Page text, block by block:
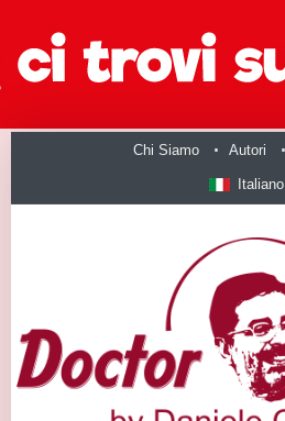
Chi Siamo Autori
Italiano